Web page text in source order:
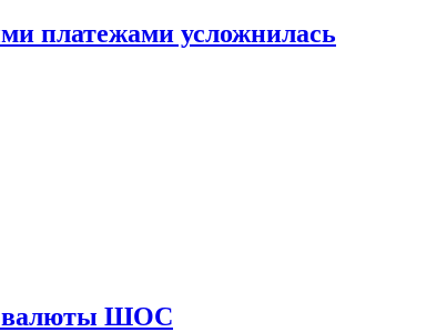
платежами усложнилась
валюты ШОС